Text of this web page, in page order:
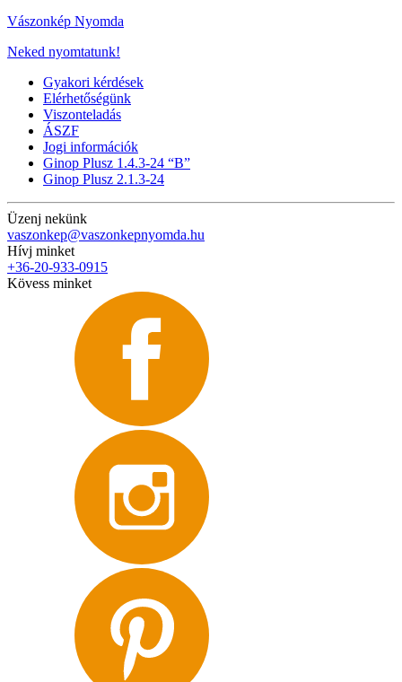
Vászonkép Nyomda
Neked nyomtatunk!
Gyakori kérdések
Elérhetőségünk
Viszonteladás
ÁSZF
Jogi információk
Ginop Plusz 1.4.3-24 “B”
Ginop Plusz 2.1.3-24
Üzenj nekünk
vaszonkep@vaszonkepnyomda.hu
Hívj minket
+36-20-933-0915
Kövess minket